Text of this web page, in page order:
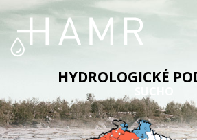
HYDROLOGICKÉ
SUCHO